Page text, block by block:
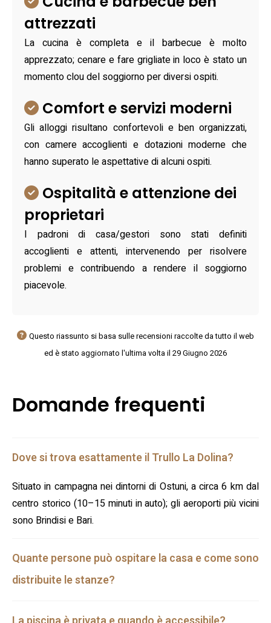
attrezzati
La cucina è completa e il barbecue è molto
apprezzato; cenare e fare grigliate in loco è stato un
momento clou del soggiorno per diversi ospiti.
Comfort e servizi moderni
Gli alloggi risultano confortevoli e ben organizzati,
con camere accoglienti e dotazioni moderne che
hanno superato le aspettative di alcuni ospiti.
Ospitalità e attenzione dei
proprietari
I padroni di casa/gestori sono stati definiti
accoglienti e attenti, intervenendo per risolvere
problemi e contribuendo a rendere il soggiorno
piacevole.
Questo riassunto si basa sulle recensioni raccolte da tutto il web
ed è stato aggiornato l'ultima volta il 29 Giugno 2026
Domande frequenti
Dove si trova esattamente il Trullo La Dolina?
Situato in campagna nei dintorni di Ostuni, a circa 6 km dal
centro storico (10–15 minuti in auto); gli aeroporti più vicini
sono Brindisi e Bari.
Quante persone può ospitare la casa e come sono
distribuite le stanze?